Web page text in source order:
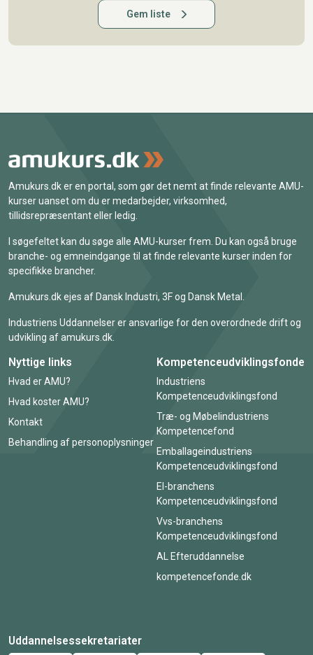
Gem liste
Amukurs.dk er en portal, som gør det nemt at finde relevante AMU-
kurser uanset om du er medarbejder, virksomhed,
tillidsrepræsentant eller ledig.
I søgefeltet kan du søge alle AMU-kurser frem. Du kan også bruge
branche- og emneindgange til at finde relevante kurser inden for
specifikke brancher.
Amukurs.dk ejes af Dansk Industri, 3F og Dansk Metal.
Industriens Uddannelser er ansvarlige for den overordnede drift og
udvikling af amukurs.dk.
Nyttige links
Hvad er AMU?
Hvad koster AMU?
Kontakt
Behandling af personoplysninger
Kompetenceudviklingsfonde
Industriens
Kompetenceudviklingsfond
Træ- og Møbelindustriens
Kompetencefond
Emballageindustriens
Kompetenceudviklingsfond
El-branchens
Kompetenceudviklingsfond
Vvs-branchens
Kompetenceudviklingsfond
AL Efteruddannelse
kompetencefonde.dk
Uddannelsessekretariater